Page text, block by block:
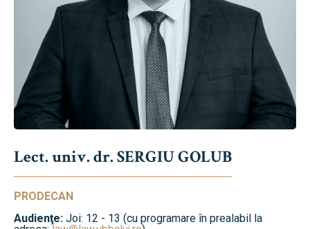
Lect. univ. dr. SERGIU GOLUB
PRODECAN
Audienţe: Joi: 12 - 13 (cu programare în prealabil la